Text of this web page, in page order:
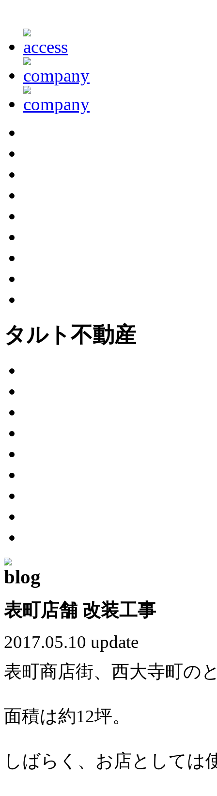
タルト不動産
表町店舗 改装工事
2017.05.10 update
表町商店街、西大寺町の
面積は約12坪。
しばらく、お店としては